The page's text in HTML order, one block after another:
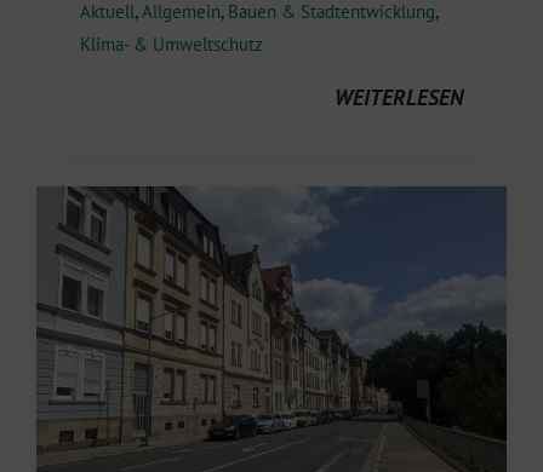
Aktuell,Allgemein, Bauen & Stadtentwicklung,
Klima- & Umweltschutz
WEITERLESEN